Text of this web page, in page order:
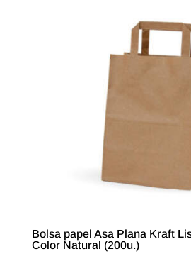
Bolsa papel Asa Plana Kraft
Color Natural (200u.)